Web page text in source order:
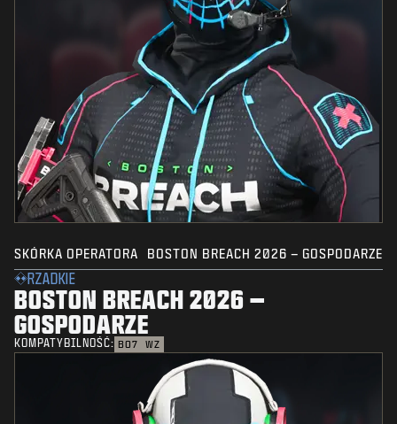
SKÓRKA OPERATORA BOSTON BREACH 2026 – GOSPODARZE
RZADKIE
BOSTON BREACH 2026 –
GOSPODARZE
KOMPATYBILNOŚĆ: BO7 WZ